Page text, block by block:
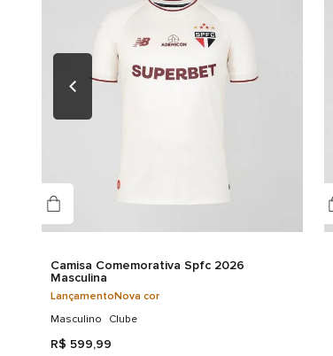
Camisa Comemorativa Spfc 2026
Masculina
LançamentoNova cor
Masculino
Clube
R$ 599,99